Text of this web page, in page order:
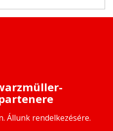
Állunk rendelkezésére.